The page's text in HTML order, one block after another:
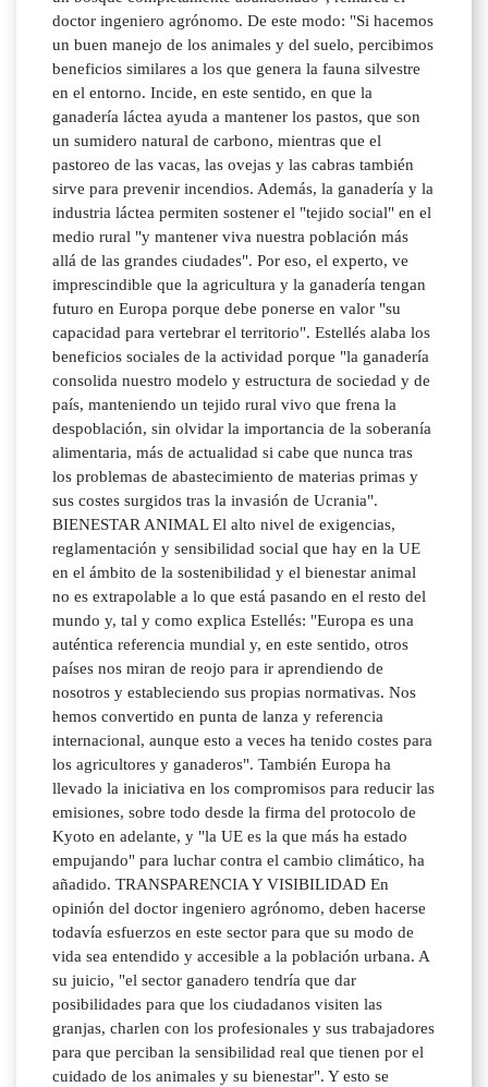
doctor ingeniero agrónomo. De este modo: "Si hacemos
un buen manejo de los animales y del suelo, percibimos
beneficios similares a los que genera la fauna silvestre
en el entorno. Incide, en este sentido, en que la
ganadería láctea ayuda a mantener los pastos, que son
un sumidero natural de carbono, mientras que el
pastoreo de las vacas, las ovejas y las cabras también
sirve para prevenir incendios. Además, la ganadería y la
industria láctea permiten sostener el "tejido social" en el
medio rural "y mantener viva nuestra población más
allá de las grandes ciudades". Por eso, el experto, ve
imprescindible que la agricultura y la ganadería tengan
futuro en Europa porque debe ponerse en valor "su
capacidad para vertebrar el territorio". Estellés alaba los
beneficios sociales de la actividad porque "la ganadería
consolida nuestro modelo y estructura de sociedad y de
país, manteniendo un tejido rural vivo que frena la
despoblación, sin olvidar la importancia de la soberanía
alimentaria, más de actualidad si cabe que nunca tras
los problemas de abastecimiento de materias primas y
sus costes surgidos tras la invasión de Ucrania".
BIENESTAR ANIMAL El alto nivel de exigencias,
reglamentación y sensibilidad social que hay en la UE
en el ámbito de la sostenibilidad y el bienestar animal
no es extrapolable a lo que está pasando en el resto del
mundo y, tal y como explica Estellés: "Europa es una
auténtica referencia mundial y, en este sentido, otros
países nos miran de reojo para ir aprendiendo de
nosotros y estableciendo sus propias normativas. Nos
hemos convertido en punta de lanza y referencia
internacional, aunque esto a veces ha tenido costes para
los agricultores y ganaderos". También Europa ha
llevado la iniciativa en los compromisos para reducir las
emisiones, sobre todo desde la firma del protocolo de
Kyoto en adelante, y "la UE es la que más ha estado
empujando" para luchar contra el cambio climático, ha
añadido. TRANSPARENCIA Y VISIBILIDAD En
opinión del doctor ingeniero agrónomo, deben hacerse
todavía esfuerzos en este sector para que su modo de
vida sea entendido y accesible a la población urbana. A
su juicio, "el sector ganadero tendría que dar
posibilidades para que los ciudadanos visiten las
granjas, charlen con los profesionales y sus trabajadores
para que perciban la sensibilidad real que tienen por el
cuidado de los animales y su bienestar". Y esto se